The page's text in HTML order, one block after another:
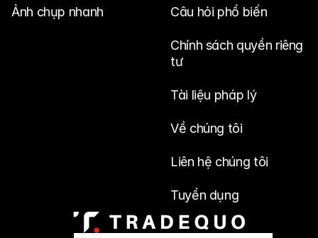
Ảnh chụp nhanh Câu hỏi phổ biến
Chính sách quyền riêng
tư
Tài liệu pháp lý
Về chúng tôi
Liên hệ chúng tôi
Tuyển dụng